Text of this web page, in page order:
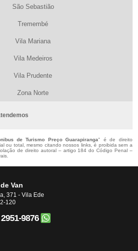
São Sebastião
Tremembé
Vila Mariana
Vila Medeiros
Vila Prudente
Zona Norte
de Turismo Preço Guarapiranga" é de direito
ou total, mesmo citando nossos links, é proibida sem a
de direito autoral – artigo 184 do Código Penal –
.
Van
371 - Vila Ede
120
2951-9876